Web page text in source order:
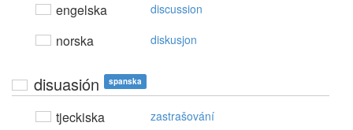
engelska discussion
norska diskusjon
disuasión spanska
tjeckiska zastrašování